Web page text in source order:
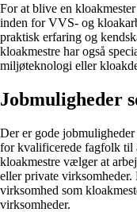
For at blive en
inden for VVS- og
praktisk erfaring og
kloakmestre har også
miljøteknologi eller
Jobmuligheder
Der er gode
for kvalificerede fagfolk til
kloakmestre vælger at
eller private virksomheder.
virksomhed som
virksomheder.